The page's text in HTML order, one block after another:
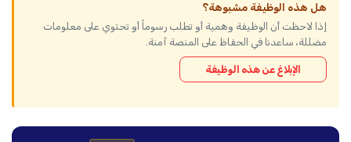
هل هذه الوظيفة مشبوهة؟
إذا لاحظت أن الوظيفة وهمية أو تطلب رسوماً أو تحتوي على معلومات
مضللة، ساعدنا في الحفاظ على المنصة آمنة.
الإبلاغ عن هذه الوظيفة